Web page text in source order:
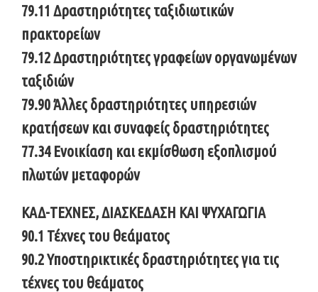
79.11 Δραστηριότητες ταξιδιωτικών
πρακτορείων
79.12 Δραστηριότητες γραφείων οργανωμένων
ταξιδιών
79.90 Άλλες δραστηριότητες υπηρεσιών
κρατήσεων και συναφείς δραστηριότητες
77.34 Ενοικίαση και εκμίσθωση εξοπλισμού
πλωτών μεταφορών
ΚΑΔ-ΤΕΧΝΕΣ, ΔΙΑΣΚΕΔΑΣΗ ΚΑΙ ΨΥΧΑΓΩΓΙΑ
90.1 Τέχνες του θεάματος
90.2 Υποστηρικτικές δραστηριότητες για τις
τέχνες του θεάματος